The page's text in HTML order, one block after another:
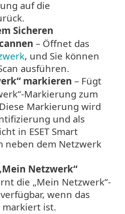
auf die
Sicheren
– Öffnet das
, und Sie können
ausführen.
markieren – Fügt
Markierung zum
Markierung wird
und als
in ESET Smart
neben dem Netzwerk
Netzwerk“
die „Mein Netzwerk“-
wenn das
ist.